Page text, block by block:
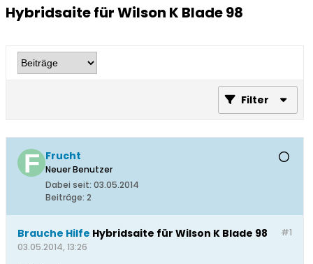
Hybridsaite für Wilson K Blade 98
Filter
Frucht
Neuer Benutzer
Dabei seit: 03.05.2014
Beiträge: 2
#1
Brauche Hilfe Hybridsaite für Wilson K Blade 98
03.05.2014, 13:26